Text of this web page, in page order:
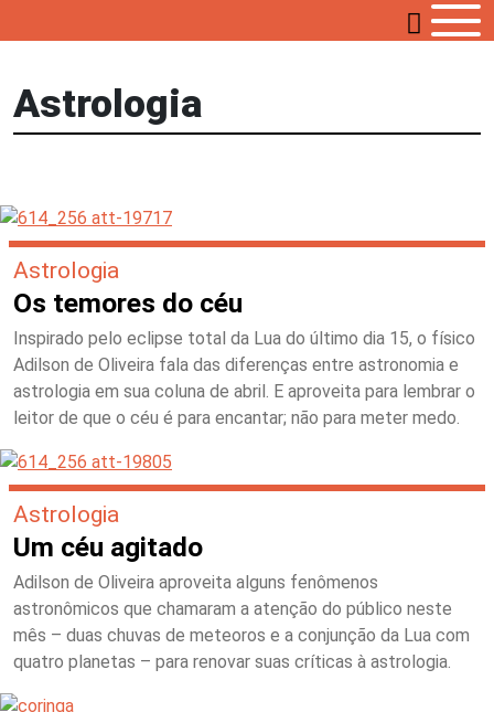
Astrologia
Astrologia
Os temores do céu
Inspirado pelo eclipse total da Lua do último dia 15, o físico
Adilson de Oliveira fala das diferenças entre astronomia e
astrologia em sua coluna de abril. E aproveita para lembrar o
leitor de que o céu é para encantar; não para meter medo.
Astrologia
Um céu agitado
Adilson de Oliveira aproveita alguns fenômenos
astronômicos que chamaram a atenção do público neste
mês – duas chuvas de meteoros e a conjunção da Lua com
quatro planetas – para renovar suas críticas à astrologia.